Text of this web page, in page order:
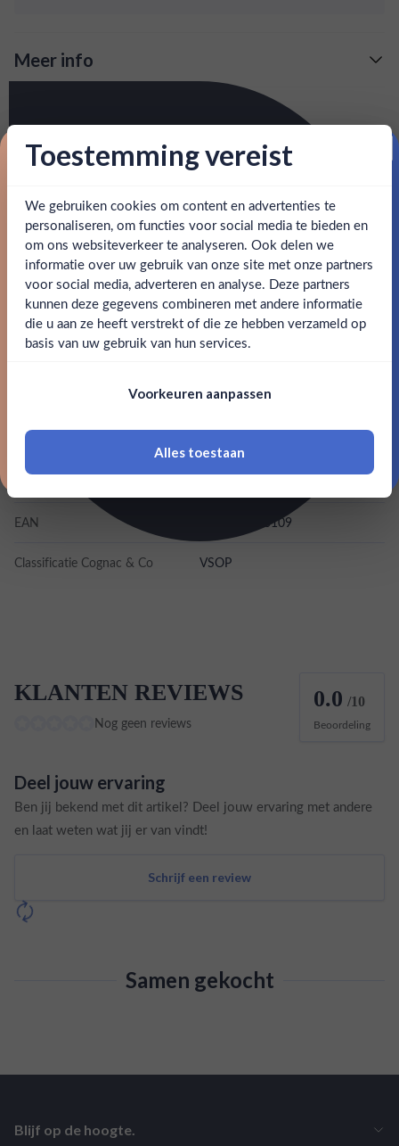
Ben jij 18 jaar of ouder?
Ja Nee
18 jaar of ouder zijn
Meer info
artikel vermeld)
cognac en is één van 's werelds bekendste cognacmerken.
eiken, abrikoos en gebakken appel. Op het palet ontdekt je
drop, gedroogd fruit en gember.
SPECIFICATIES
Alcohol 40.00%
Inhoud
EAN 3024482270109
Classificatie Cognac & Co VSOP
KLANTEN REVIEWS
Nog geen reviews
0.0 /10
Beoordeling
Deel jouw ervaring
Ben jij bekend met dit artikel? Deel jouw ervaring met andere
en laat weten wat jij er van vindt!
Schrijf een review
Samen gekocht
Blijf op de hoogte.
Toestemming vereist
We gebruiken cookies om content en advertenties te
personaliseren, om functies voor social media te bieden en
om ons websiteverkeer te analyseren. Ook delen we
informatie over uw gebruik van onze site met onze partners
voor social media, adverteren en analyse. Deze partners
kunnen deze gegevens combineren met andere informatie
die u aan ze heeft verstrekt of die ze hebben verzameld op
basis van uw gebruik van hun services.
Voorkeuren aanpassen
Alles toestaan
Proost op je eerste korting!
Schrijf je in en ontvang direct 5% korting op je eerste
bestelling.
Email
Claim mijn korting